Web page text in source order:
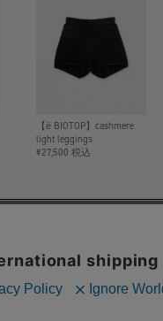
【ё BIOTOP】cashmere
light leggings
¥27,500 税込
ё BIOTOPCollectionFlagship store